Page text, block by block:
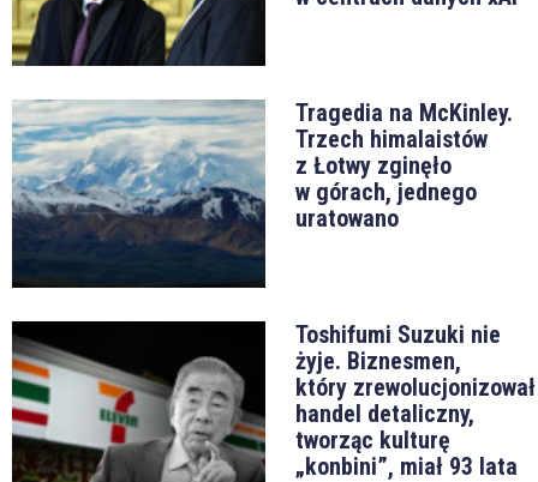
Tragedia na McKinley.
Trzech himalaistów
z Łotwy zginęło
w górach, jednego
uratowano
Toshifumi Suzuki nie
żyje. Biznesmen,
który zrewolucjonizował
handel detaliczny,
tworząc kulturę
„konbini”, miał 93 lata